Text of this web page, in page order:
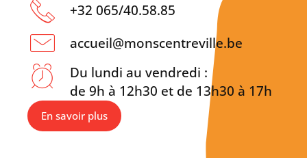
+32 065/40.58.85
accueil@monscentreville.be
Du lundi au vendredi :
de 9h à 12h30 et de 13h30 à 17h
En savoir plus